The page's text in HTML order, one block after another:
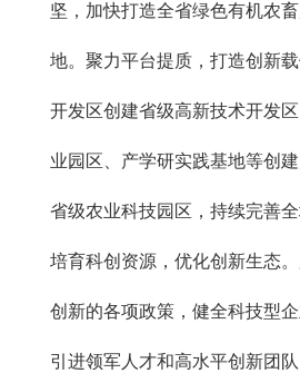
坚，加快打造全省绿色有机农
地。聚力平台提质，打造创新
开发区创建省级高新技术开发
业园区、产学研实践基地等创
省级农业科技园区，持续完善全
培育科创资源，优化创新生态
创新的各项政策，健全科技型
引进领军人才和高水平创新团